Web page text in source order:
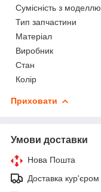
Сумісність з моделлю
Тип запчастини
Матеріал
Виробник
Стан
Колір
Приховати
Умови доставки
Нова Пошта
Доставка кур'єром